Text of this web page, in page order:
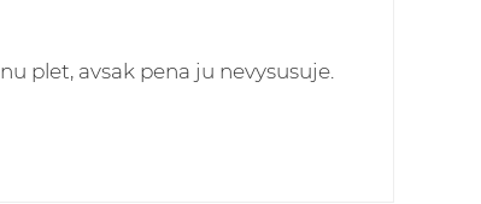
plet, avsak pena ju nevysusuje.